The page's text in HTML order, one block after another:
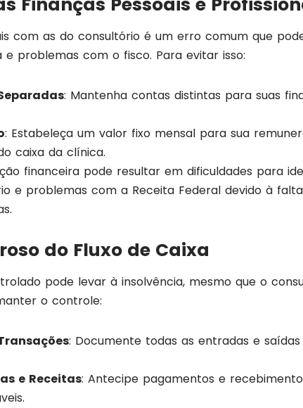
com as do consultório é um erro comum que
e problemas com o fisco. Para evitar isso:
: Mantenha contas distintas para suas
: Estabeleça um valor fixo mensal para sua
caixa da clínica.
financeira pode resultar em dificuldades para
e problemas com a Receita Federal devido à
do Fluxo de Caixa
pode levar à insolvência, mesmo que o
o controle:
: Documente todas as entradas e
e Receitas: Antecipe pagamentos e